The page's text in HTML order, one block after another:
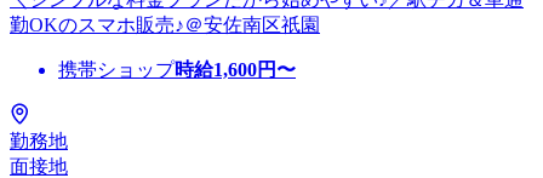
勤OKのスマホ販売♪＠安佐南区祇園
携帯ショップ時給1,600円〜
勤務地
面接地